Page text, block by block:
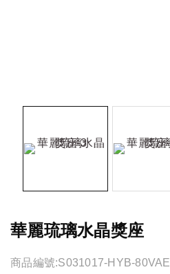
華麗琉璃水晶獎座
商品編號:S031017-HYB-80VAE